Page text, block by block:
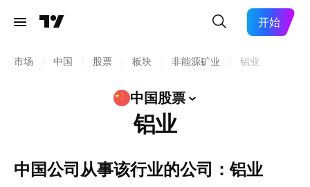
开始
市场 中国 股票 板块 非能源矿业 铝业
中国股票
铝业
中国公司从事该行业的公司：铝业